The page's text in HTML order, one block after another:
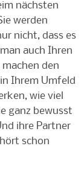
nächsten
werden
nicht, dass es
auch Ihren
den
Ihrem Umfeld
wie viel
ganz bewusst
ihre Partner
schon